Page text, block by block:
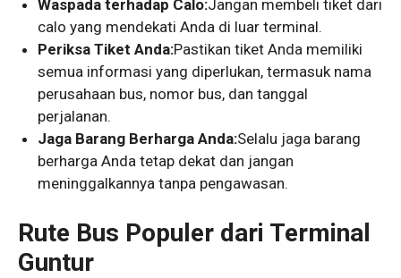
Waspada terhadap Calo:Jangan membeli tiket dari
calo yang mendekati Anda di luar terminal.
Periksa Tiket Anda:Pastikan tiket Anda memiliki
semua informasi yang diperlukan, termasuk nama
perusahaan bus, nomor bus, dan tanggal
perjalanan.
Jaga Barang Berharga Anda:Selalu jaga barang
berharga Anda tetap dekat dan jangan
meninggalkannya tanpa pengawasan.
Rute Bus Populer dari Terminal
Guntur